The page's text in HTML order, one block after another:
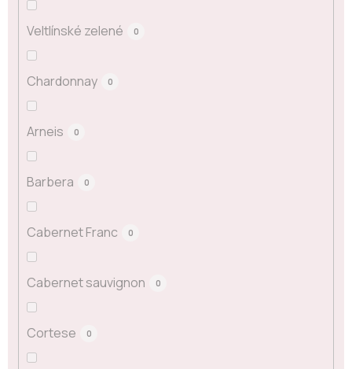
Veltlínské zelené 0
Chardonnay 0
Arneis 0
Barbera 0
Cabernet Franc 0
Cabernet sauvignon 0
Cortese 0